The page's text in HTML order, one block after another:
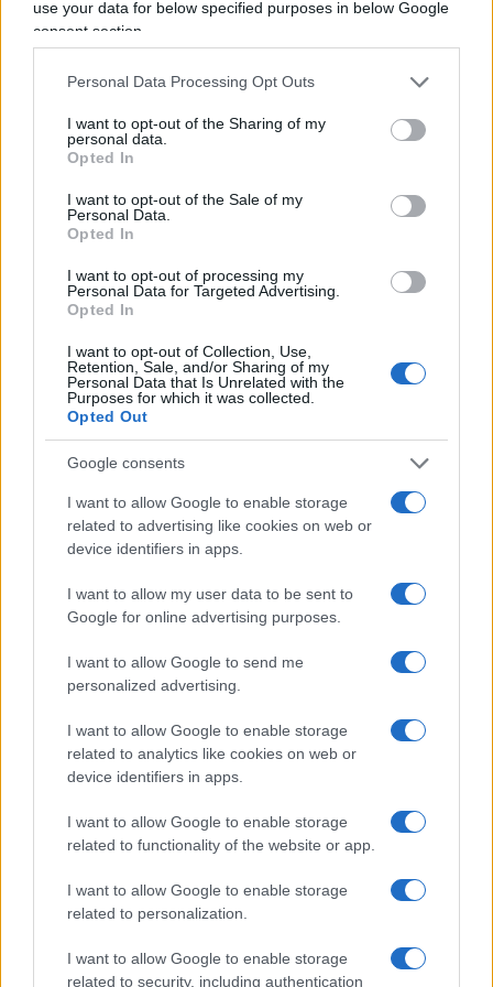
use your data for below specified purposes in below Google
consent section.
Personal Data Processing Opt Outs
I want to opt-out of the Sharing of my
personal data.
Opted In
I want to opt-out of the Sale of my
Personal Data.
Opted In
I want to opt-out of processing my
Personal Data for Targeted Advertising.
Opted In
I want to opt-out of Collection, Use,
Retention, Sale, and/or Sharing of my
Personal Data that Is Unrelated with the
Purposes for which it was collected.
Opted Out
Google consents
I want to allow Google to enable storage
related to advertising like cookies on web or
device identifiers in apps.
I want to allow my user data to be sent to
Google for online advertising purposes.
I want to allow Google to send me
personalized advertising.
I want to allow Google to enable storage
related to analytics like cookies on web or
device identifiers in apps.
I want to allow Google to enable storage
related to functionality of the website or app.
I want to allow Google to enable storage
related to personalization.
I want to allow Google to enable storage
related to security, including authentication
Marcinelle abbia preso un colpo di sole. Perché la
Cgil, se non lo sa glielo dico, non si gira mai
dall’altra parte in nessun momento, tanto meno
nel rispetto del nostro presidente della
Repubblica». Poi la confessione del Fgtb.
Cosa serve alla politica
Suor Anna Monia Alfieri
8 Agosto 2026, 13:40
Abbiamo attraversato anni in cui a prevalere era